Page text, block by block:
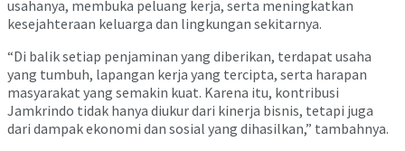
usahanya, membuka peluang kerja, serta meningkatkan
kesejahteraan keluarga dan lingkungan sekitarnya.
“Di balik setiap penjaminan yang diberikan, terdapat usaha
yang tumbuh, lapangan kerja yang tercipta, serta harapan
masyarakat yang semakin kuat. Karena itu, kontribusi
Jamkrindo tidak hanya diukur dari kinerja bisnis, tetapi juga
dari dampak ekonomi dan sosial yang dihasilkan,” tambahnya.